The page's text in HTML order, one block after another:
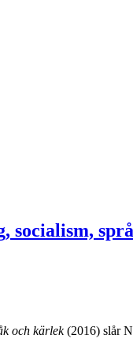
socialism,
och kärlek(2016) slår